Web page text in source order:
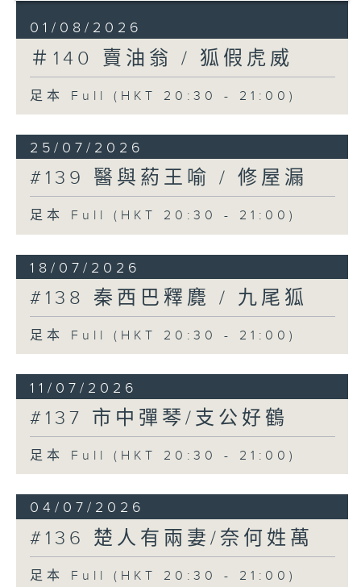
01/08/2026
＃140 賣油翁 / 狐假虎威
足本 Full (HKT 20:30 - 21:00)
25/07/2026
#139 醫與葯王喻 / 修屋漏
足本 Full (HKT 20:30 - 21:00)
18/07/2026
#138 秦西巴釋麑 / 九尾狐
足本 Full (HKT 20:30 - 21:00)
11/07/2026
#137 市中彈琴/支公好鶴
足本 Full (HKT 20:30 - 21:00)
04/07/2026
#136 楚人有兩妻/奈何姓萬
足本 Full (HKT 20:30 - 21:00)